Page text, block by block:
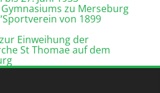
zu Merseburg
von 1899
Einweihung der
St Thomae auf dem